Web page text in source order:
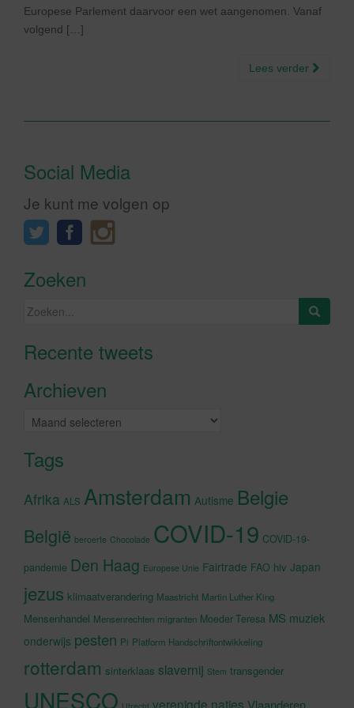
Europese Parlement daarvoor een wet aangenomen. Vanaf
volgend […]
Lees verder
Social Media
Je kunt me volgen op
Zoeken
Zoeken
Recente tweetsKlik om marketing cookies te
Archieven
Archieven
Tags
Afrika ALS Amsterdam Autisme Belgie
België beroerte Chocolade COVID-19 COVID-19-
pandemie Den Haag Europese Unie Fairtrade FAO hiv Japan
jezus klimaatverandering Maastricht Martin Luther King
Mensenhandel Mensenrechten migranten Moeder Teresa MS muziek
onderwijs pesten Pi Platform Handschriftontwikkeling
rotterdam sinterklaas slavernij Stem transgender
UNESCO verenigde naties Vlaanderen